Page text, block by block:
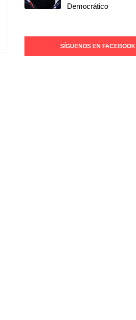
Democrático
SÍGUENOS EN FACEBOOK